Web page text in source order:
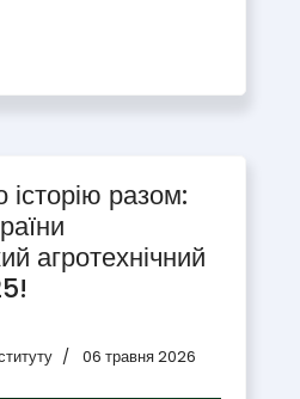
разом:
агротехнічний
06 травня 2026